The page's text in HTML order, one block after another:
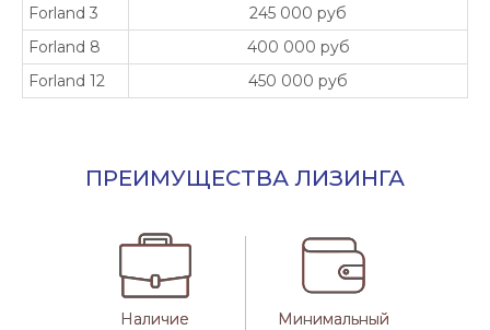
Forland 3
245 000 руб
Forland 8
400 000 руб
Forland 12
450 000 руб
ПРЕИМУЩЕСТВА ЛИЗИНГА
Минимальный
Наличие
Минимальный
Наличие